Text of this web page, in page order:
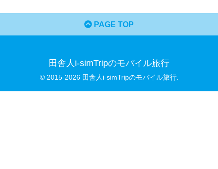
PAGE TOP
田舎人i-simTripのモバイル旅行
© 2015-2026 田舎人i-simTripのモバイル旅行.